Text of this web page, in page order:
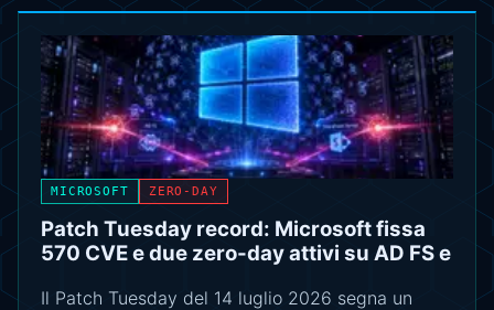
MICROSOFT ZERO-DAY
Patch Tuesday record: Microsoft fissa
570 CVE e due zero-day attivi su AD FS e
Il Patch Tuesday del 14 luglio 2026 segna un